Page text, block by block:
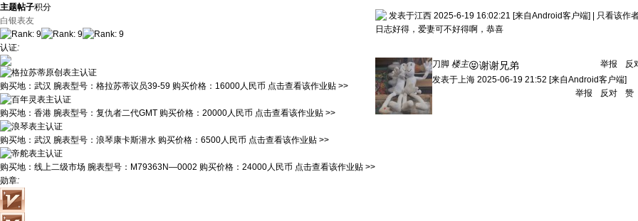
主题帖子积分
白银表友
认证:
购买地： 武汉 腕表型号： 格拉苏蒂议员39-59 购买价格： 16000人民币 点击查看该作业贴 >>
购买地： 香港 腕表型号： 复仇者二代GMT 购买价格： 20000人民币 点击查看该作业贴 >>
购买地： 武汉 腕表型号： 浪琴康卡斯潜水 购买价格： 6500人民币 点击查看该作业贴 >>
购买地： 线上二级市场 腕表型号： M79363N—0002 购买价格： 24000人民币 点击查看该作业贴 >>
勋章:
发表于江西 2025-6-19 16:02:21 [来自Android客户端]
只看该作
日志好得，爱妻可不好得啊，恭喜
举报 反
刀脚 楼主😝谢谢兄弟
发表于上海 2025-06-19 21:52 [来自Android客户端]
举报
反对 赞